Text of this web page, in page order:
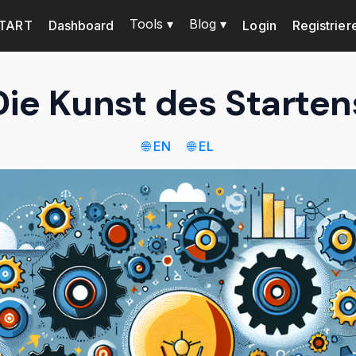
Dashboard Tools ▾ Blog ▾ Login
Kunst des
🌐 EN 🌐 EL